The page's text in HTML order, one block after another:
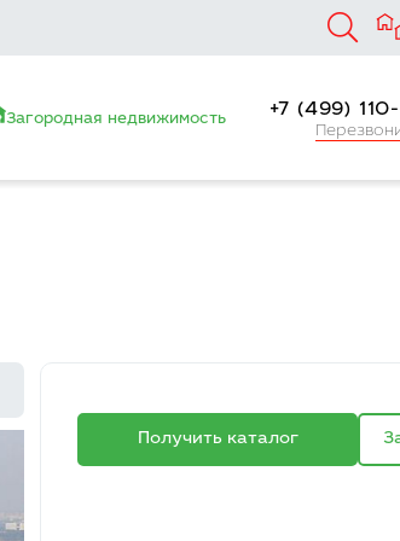
Загородная недвижимость
+7 (499)
Получить каталог